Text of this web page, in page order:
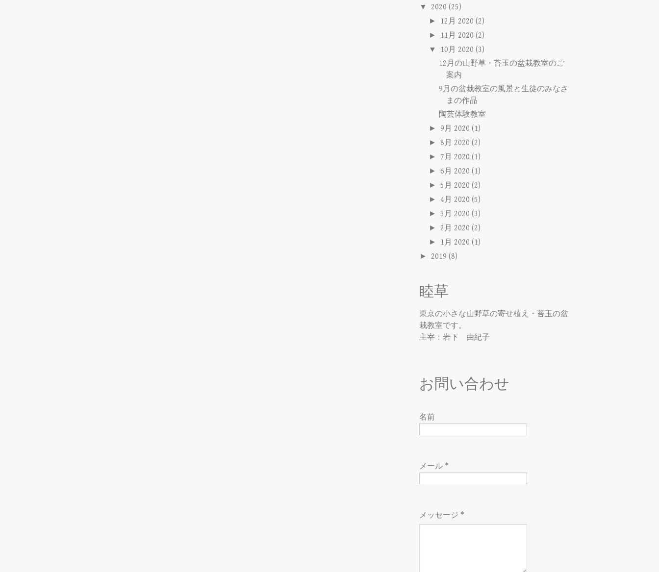
▼ 2020 (25)
► 12月 2020 (2)
► 11月 2020 (2)
▼ 10月 2020 (3)
12月の山野草・苔玉の盆栽教室のご
案内
9月の盆栽教室の風景と生徒のみなさ
まの作品
陶芸体験教室
► 9月 2020 (1)
► 8月 2020 (2)
► 7月 2020 (1)
►6月 2020 (1)
►5月 2020 (2)
► 4月 2020 (5)
►3月 2020 (3)
► 2月 2020 (2)
► 1月 2020 (1)
► 2019 (8)
睦草
東京の小さな山野草の寄せ植え・苔玉の盆
栽教室です。
主宰：岩下 由紀子
お問い合わせ
名前
メール *
メッセージ *